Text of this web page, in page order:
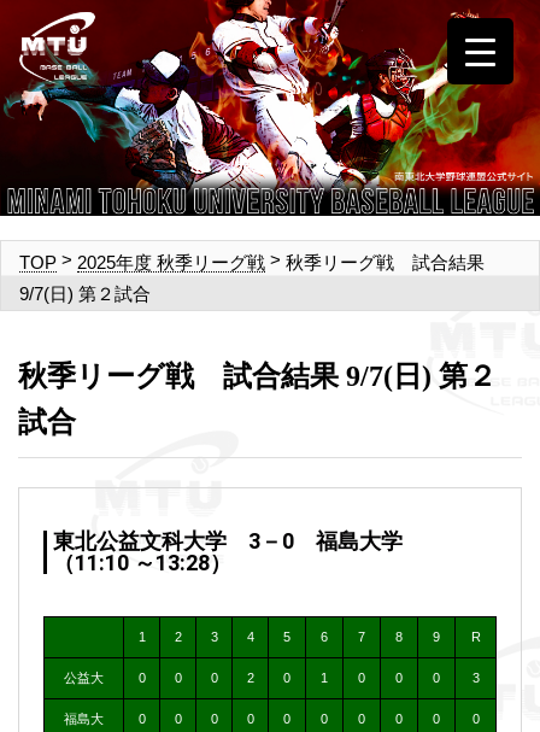
TOP > 2025年度 秋季リーグ戦 > 秋季リーグ戦 試合結果
9/7(日) 第２試合
秋季リーグ戦 試合結果 9/7(日) 第２
試合
東北公益文科大学 3－0 福島大学
（11:10 ～13:28）
1 2 3 4 5 6 7 8 9 R
公益大 0 0 0 2 0 1 0 0 0 3
福島大 0 0 0 0 0 0 0 0 0 0